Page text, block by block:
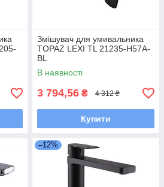
Змішувач для умивальника
TOPAZ LEXI TL 21235-H57A-
BL
В наявності
3 794,56 ₴ 4 312 ₴
Купити
–12%